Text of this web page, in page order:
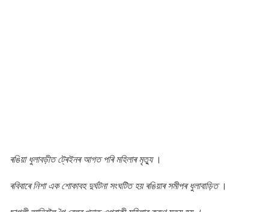
ৰঙিয়া ধুলাবড়ীত ট্ৰেইনৰ আগত পৰি মহিলাৰ মৃত্যু।
ৰবিবাৰে নিশা এক শোকাবহ দুৰ্ঘটনা সংঘটিত হয় ৰঙিয়াৰ সমীপৰ ধুলাবাড়িত।